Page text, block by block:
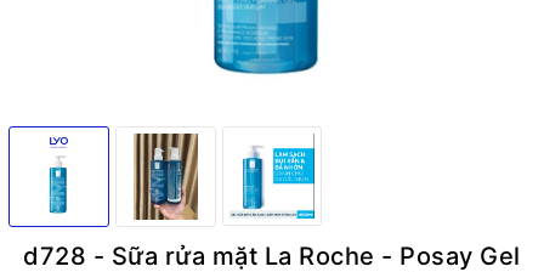
d728 - Sữa rửa mặt La Roche - Posay Gel